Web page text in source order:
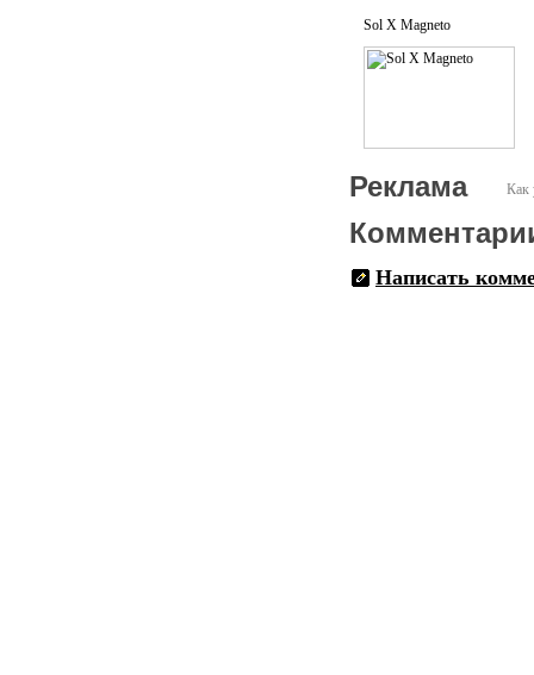
Sol X Magneto
Как
Реклама
Написать